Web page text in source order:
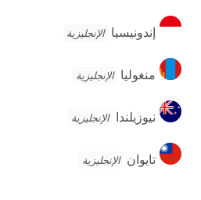
إندونيسيا
إندونيسيا الإنجليزية
منغوليا
منغوليا الإنجليزية
نيوزيلندا
نيوزيلندا الإنجليزية
تايوان
تايوان الإنجليزية